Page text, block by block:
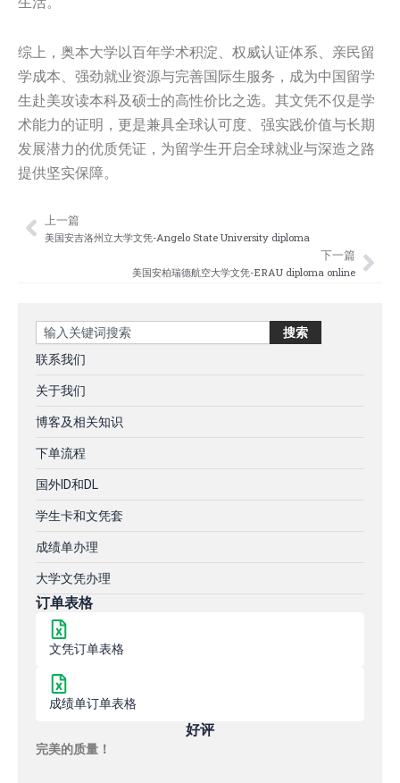
综上，奥本大学以百年学术积淀、权威认证体系、亲民留
学成本、强劲就业资源与完善国际生服务，成为中国留学
生赴美攻读本科及硕士的高性价比之选。其文凭不仅是学
术能力的证明，更是兼具全球认可度、强实践价值与长期
发展潜力的优质凭证，为留学生开启全球就业与深造之路
提供坚实保障。
Prev
上一篇
美国安吉洛州立大学文凭-Angelo State University diploma
下一篇
美国安柏瑞德航空大学文凭-ERAU diploma online
Search 搜索
联系我们
关于我们
博客及相关知识
下单流程
国外ID和DL
学生卡和文凭套
成绩单办理
大学文凭办理
订单表格
文凭订单表格
成绩单订单表格
好评
完美的质量！